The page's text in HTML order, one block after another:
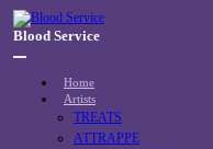
Skip
content
Blood Service
Home
Artists
TREATS
ATTRAPPE